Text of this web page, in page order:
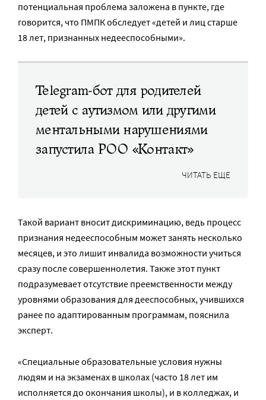
потенциальная проблема заложена в пункте, где
говорится, что ПМПК обследует «детей и лиц старше
18 лет, признанных недееспособными».
Telegram-бот для родителей
детей с аутизмом или другими
ментальными нарушениями
запустила РОО «Контакт»
ЧИТАТЬ ЕЩЕ
Такой вариант вносит дискриминацию, ведь процесс
признания недееспособным может занять несколько
месяцев, и это лишит инвалида возможности учиться
сразу после совершеннолетия. Также этот пункт
подразумевает отсутствие преемственности между
уровнями образования для дееспособных, учившихся
ранее по адаптированным программам, пояснила
эксперт.
«Специальные образовательные условия нужны
людям и на экзаменах в школах (часто 18 лет им
исполняется до окончания школы), и в колледжах, и